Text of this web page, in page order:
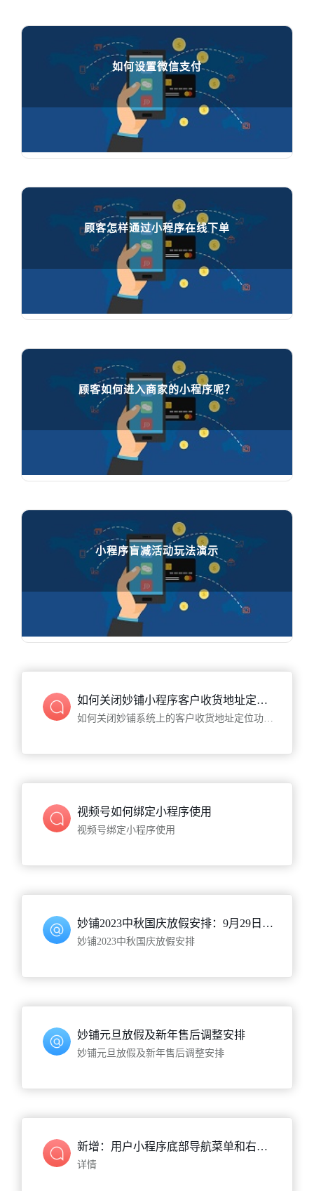
如何设置微信支付
顾客怎样通过小程序在线下单
顾客怎样通过小程序在线下单
顾客如何进入商家的小程序呢？
顾客如何进入商家的小程序呢？
小程序盲减活动玩法演示
小程序盲减活动玩法演示
如何关闭妙铺小程序客户收货地址定位功能
如何关闭妙铺系统上的客户收货地址定位功能呢？很简单，简单1个步骤就能搞定
视频号如何绑定小程序使用
视频号绑定小程序使用
妙铺2023中秋国庆放假安排：9月29日至10月6日休息，10月7日(星期六)正常上班
妙铺2023中秋国庆放假安排
妙铺元旦放假及新年售后调整安排
妙铺元旦放假及新年售后调整安排
新增：用户小程序底部导航菜单和右侧工具球...共计5个实用功能
详情